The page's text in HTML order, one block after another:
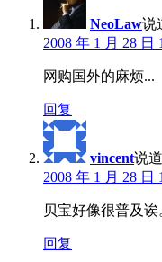
NeoLaw说
2008 年 1 月 28 日
网购国外的麻烦...
回复
vincent说道
2008 年 1 月 28 日
贝宝好像很普及诶
回复